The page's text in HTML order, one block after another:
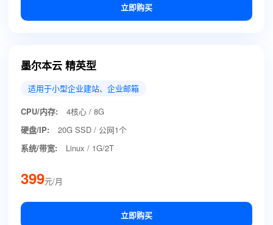
立即购买
墨尔本云 精英型
适用于小型企业建站、企业邮箱
CPU/内存:
4核心 / 8G
硬盘/IP:
20G SSD / 公网1个
系统/带宽:
Linux / 1G/2T
399元/月
立即购买